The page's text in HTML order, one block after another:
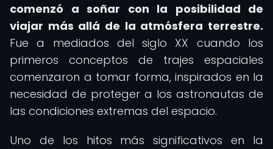
comenzó a soñar con la posibilidad de
viajar más allá de la atmósfera terrestre.
Fue a mediados del siglo XX cuando los
primeros conceptos de trajes espaciales
comenzaron a tomar forma, inspirados en la
necesidad de proteger a los astronautas de
las condiciones extremas del espacio.
Uno de los hitos más significativos en la